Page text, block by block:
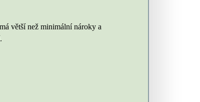
větší než minimální nároky a